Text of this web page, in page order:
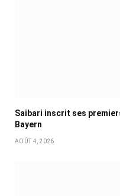
Saibari inscrit ses
Bayern
AOÛT 4, 2026